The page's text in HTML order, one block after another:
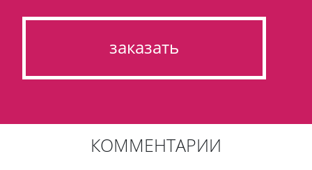
заказать
КОММЕНТАРИИ